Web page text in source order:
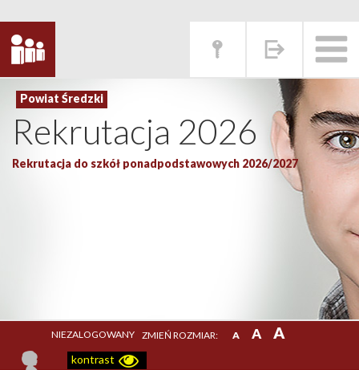
Rekrutacja 2026
Rekrutacja do szkół ponadpodstawowych 2026/2027
NIEZALOGOWANY ZMIEŃ ROZMIAR: A A A
kontrast